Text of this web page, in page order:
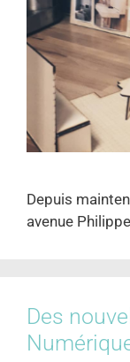
Depuis
avenue
Des